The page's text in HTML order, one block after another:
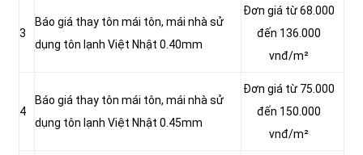
3
Báo giá thay tôn mái tôn, mái nhà sử
dụng tôn lạnh Việt Nhật 0.40mm
Đơn giá từ 68.000
đến 136.000
vnđ/m²
4
Báo giá thay tôn mái tôn, mái nhà sử
dụng tôn lạnh Việt Nhật 0.45mm
Đơn giá từ 75.000
đến 150.000
vnđ/m²